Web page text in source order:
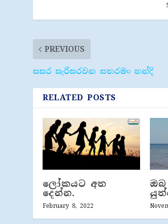
PREVIOUS
සසර සැරිසරවන සතරමං හන්දි
RELATED POSTS
ලෝකයට අත
දෙන්න.
February 8, 2022
ඔබ